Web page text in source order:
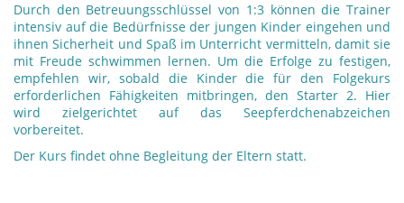
Durch den Betreuungsschlüssel von 1:3 können die Trainer
intensiv auf die Bedürfnisse der jungen Kinder eingehen und
ihnen Sicherheit und Spaß im Unterricht vermitteln, damit sie
mit Freude schwimmen lernen. Um die Erfolge zu festigen,
empfehlen wir, sobald die Kinder die für den Folgekurs
erforderlichen Fähigkeiten mitbringen, den Starter 2. Hier
wird zielgerichtet auf das Seepferdchenabzeichen
vorbereitet.
Der Kurs findet ohne Begleitung der Eltern statt.